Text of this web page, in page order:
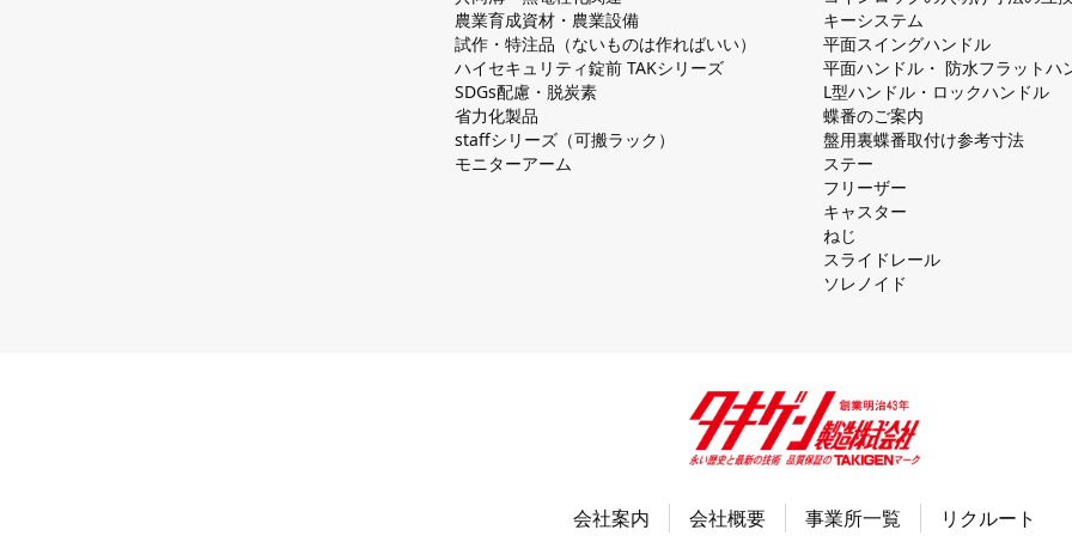
農業育成資材・農業設備
試作・特注品（ないものは作ればいい）
ハイセキュリティ錠前 TAKシリーズ
SDGs配慮・脱炭素
省力化製品
staffシリーズ（可搬ラック）
モニターアーム
キーシステム
平⾯スイングハンドル
平⾯ハンドル・ 防⽔フラットハ
L型ハンドル・ロックハンドル
蝶番のご案内
盤⽤裏蝶番取付け参考⼨法
ステー
フリーザー
キャスター
ねじ
スライドレール
ソレノイド
会社案内 会社概要 事業所一覧 リクルート